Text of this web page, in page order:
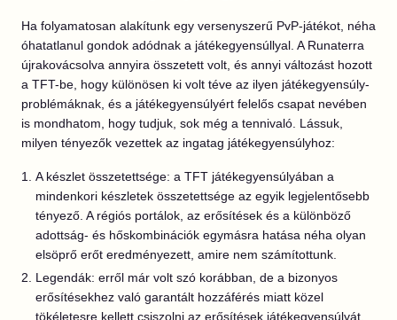
Ha folyamatosan alakítunk egy versenyszerű PvP-játékot, néha
óhatatlanul gondok adódnak a játékegyensúllyal. A Runaterra
újrakovácsolva annyira összetett volt, és annyi változást hozott
a TFT-be, hogy különösen ki volt téve az ilyen játékegyensúly-
problémáknak, és a játékegyensúlyért felelős csapat nevében
is mondhatom, hogy tudjuk, sok még a tennivaló. Lássuk,
milyen tényezők vezettek az ingatag játékegyensúlyhoz:
A készlet összetettsége: a TFT játékegyensúlyában a
mindenkori készletek összetettsége az egyik legjelentősebb
tényező. A régiós portálok, az erősítések és a különböző
adottság- és hőskombinációk egymásra hatása néha olyan
elsöprő erőt eredményezett, amire nem számítottunk.
Legendák: erről már volt szó korábban, de a bizonyos
erősítésekhez való garantált hozzáférés miatt közel
tökéletesre kellett csiszolni az erősítések játékegyensúlyát,